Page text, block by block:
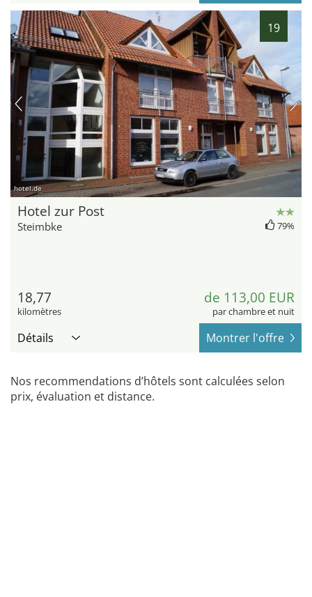
19
hotel.de
Hotel zur Post
Steimbke 79%
18,77
kilomètres
de 113,00 EUR
par chambre et nuit
Détails Montrer l'offre
Nos recommendations d’hôtels sont calculées selon
prix, évaluation et distance.